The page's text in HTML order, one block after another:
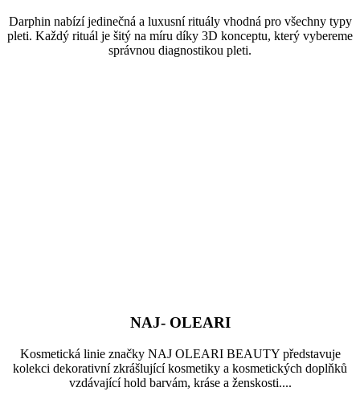
Darphin nabízí jedinečná a luxusní rituály vhodná pro všechny typy
pleti. Každý rituál je šitý na míru díky 3D konceptu, který vybereme
správnou diagnostikou pleti.
NAJ- OLEARI
Kosmetická linie značky NAJ OLEARI BEAUTY představuje
kolekci dekorativní zkrášlující kosmetiky a kosmetických doplňků
vzdávající hold barvám, kráse a ženskosti....